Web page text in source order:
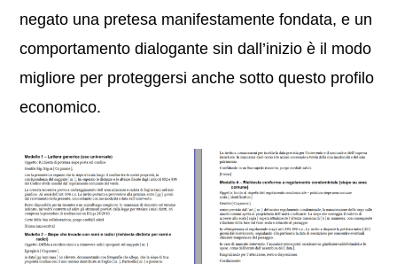
negato una pretesa manifestamente fondata, e un
comportamento dialogante sin dall’inizio è il modo
migliore per proteggersi anche sotto questo profilo
economico.